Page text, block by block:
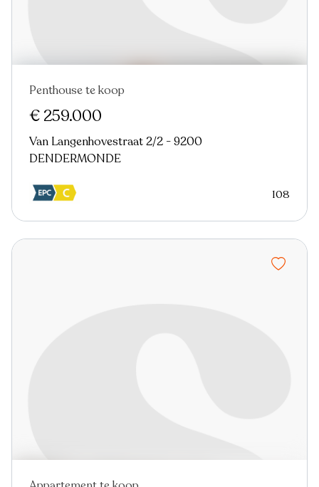
Nieuw
Penthouse te koop
€ 259.000
Van Langenhovestraat 2/2 - 9200
DENDERMONDE
108